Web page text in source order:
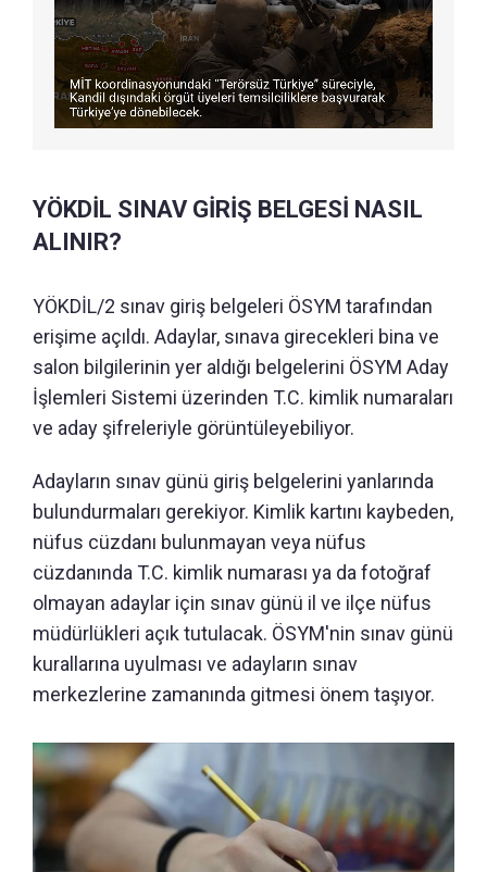
YÖKDİL SINAV GİRİŞ BELGESİ NASIL
ALINIR?
YÖKDİL/2 sınav giriş belgeleri ÖSYM tarafından
erişime açıldı. Adaylar, sınava girecekleri bina ve
salon bilgilerinin yer aldığı belgelerini ÖSYM Aday
İşlemleri Sistemi üzerinden T.C. kimlik numaraları
ve aday şifreleriyle görüntüleyebiliyor.
Adayların sınav günü giriş belgelerini yanlarında
bulundurmaları gerekiyor. Kimlik kartını kaybeden,
nüfus cüzdanı bulunmayan veya nüfus
cüzdanında T.C. kimlik numarası ya da fotoğraf
olmayan adaylar için sınav günü il ve ilçe nüfus
müdürlükleri açık tutulacak. ÖSYM'nin sınav günü
kurallarına uyulması ve adayların sınav
merkezlerine zamanında gitmesi önem taşıyor.